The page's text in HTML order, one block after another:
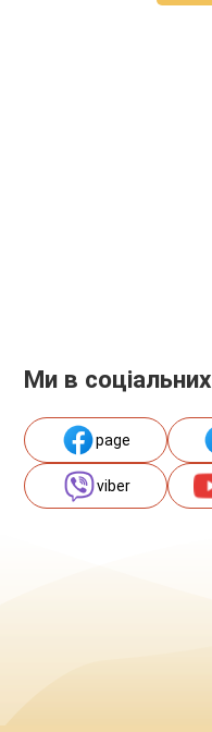
Ми в
page
viber